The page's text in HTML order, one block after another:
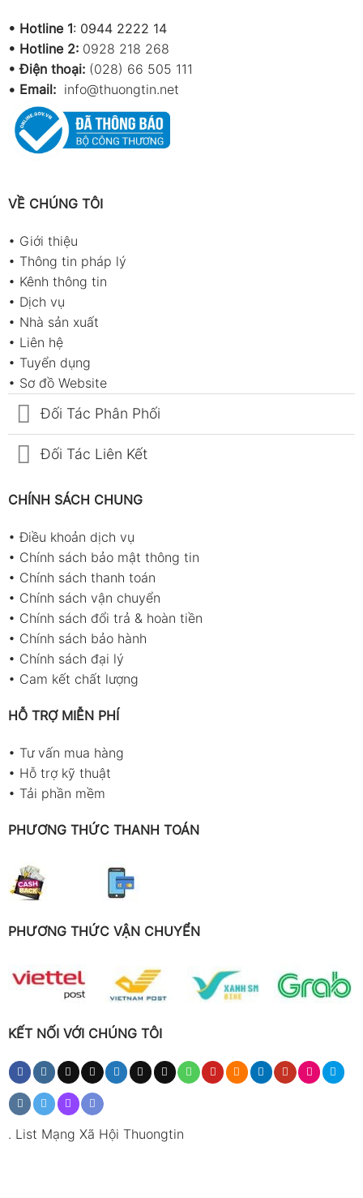
• Hotline 1: 0944 2222 14
• Hotline 2: 0928 218 268
• Điện thoại: (028) 66 505 111
• Email: info@thuongtin.net
VỀ CHÚNG TÔI
• Giới thiệu
• Thông tin pháp lý
• Kênh thông tin
• Dịch vụ
• Nhà sản xuất
• Liên hệ
• Tuyển dụng
• Sơ đồ Website
Đối Tác Phân Phối
Đối Tác Liên Kết
CHÍNH SÁCH CHUNG
•Điều khoản dịch vụ
• Chính sách bảo mật thông tin
• Chính sách thanh toán
• Chính sách vận chuyển
• Chính sách đổi trả & hoàn tiền
• Chính sách bảo hành
• Chính sách đại lý
• Cam kết chất lượng
HỖ TRỢ MIỄN PHÍ
• Tư vấn mua hàng
• Hỗ trợ kỹ thuật
• Tải phần mềm
PHƯƠNG THỨC THANH TOÁN
PHƯƠNG THỨC VẬN CHUYỂN
KẾT NỐI VỚI CHÚNG TÔI
. List Mạng Xã Hội Thuongtin